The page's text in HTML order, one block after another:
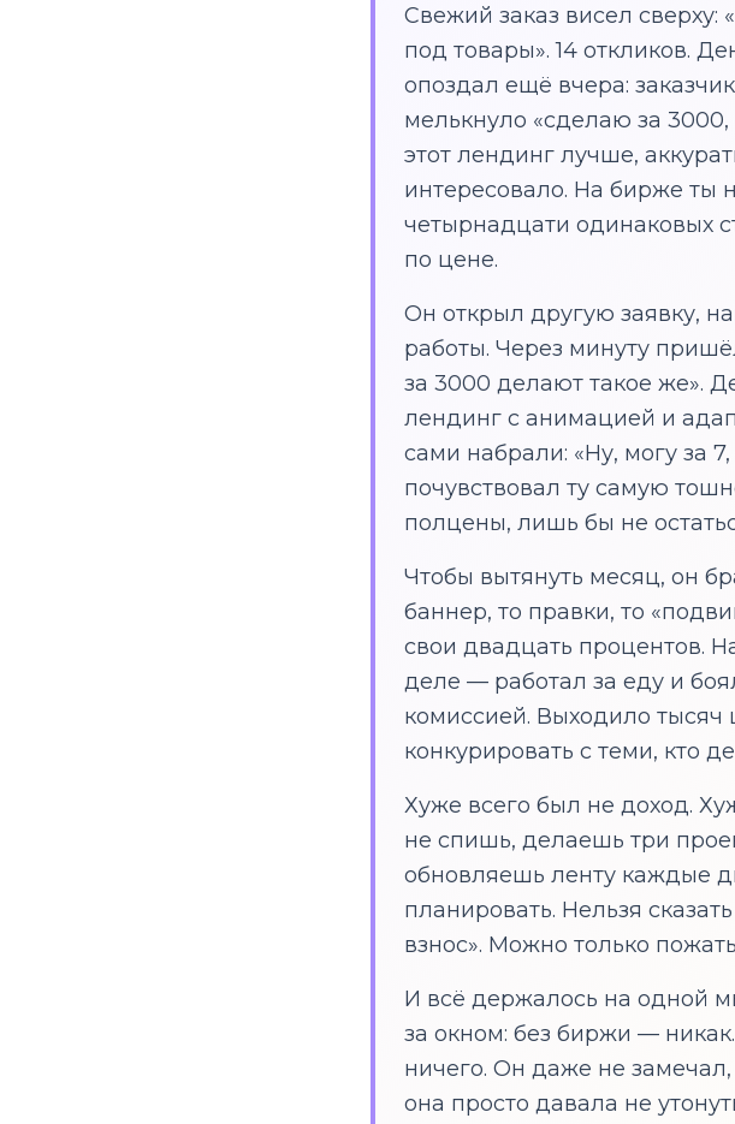
Свежий заказ висел
под товары». 14 откликов.
опоздал ещё вчера:
мелькнуло «сделаю за
этот лендинг лучше,
интересовало. На бирже ты
четырнадцати одинаковых
по цене.
Он открыл другую заявку,
работы. Через минуту
за 3000 делают такое же».
лендинг с анимацией и
сами набрали: «Ну, могу за
почувствовал ту самую
полцены, лишь бы не
Чтобы вытянуть месяц, он
баннер, то правки, то
свои двадцать процентов.
деле — работал за еду и
комиссией. Выходило тысяч
конкурировать с теми, кто
Хуже всего был не доход.
не спишь, делаешь три
обновляешь ленту каждые
планировать. Нельзя
взнос». Можно только
И всё держалось на одной
за окном: без биржи —
ничего. Он даже не
она просто давала не